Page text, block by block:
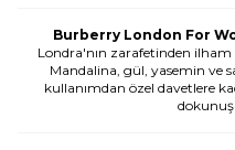
Burberry London For
Londra'nın zarafetinden ilham
Mandalina, gül, yasemin ve
kullanımdan özel davetlere